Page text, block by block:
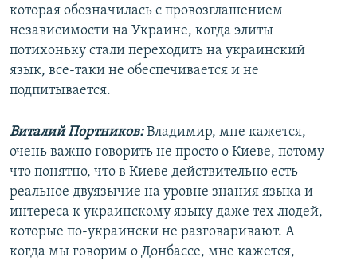
которая обозначилась с провозглашением
независимости на Украине, когда элиты
потихоньку стали переходить на украинский
язык, все-таки не обеспечивается и не
подпитывается.
Виталий Портников:Владимир, мне кажется,
очень важно говорить не просто о Киеве, потому
что понятно, что в Киеве действительно есть
реальное двуязычие на уровне знания языка и
интереса к украинскому языку даже тех людей,
которые по-украински не разговаривают. А
когда мы говорим о Донбассе, мне кажется,